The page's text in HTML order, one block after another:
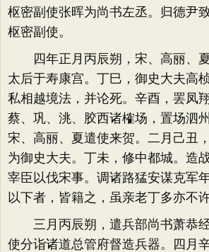
枢密副使张晖为尚书左丞。归德尹
枢密副使。
四年正月丙辰朔，宋、高丽、夏
太后于寿康宫。丁巳，御史大夫高
私相越境法，并论死。辛酉，罢凤
蔡、巩、洮、胶西诸榷场，置场泗
宋、高丽、夏遣使来贺。二月己丑
为御史大夫。丁未，修中都城。造
宰臣以伐宋事。调诸路猛安谋克军
以下者，皆籍之，虽亲老丁多亦不许
三月丙辰朔，遣兵部尚书萧恭
使分诣诸道总管府督造兵器。四月